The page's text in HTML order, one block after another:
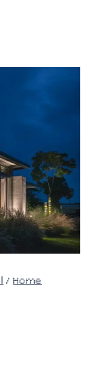
Home
/